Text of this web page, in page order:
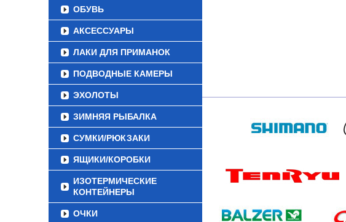
ОБУВЬ
АКСЕССУАРЫ
ЛАКИ ДЛЯ ПРИМАНОК
ПОДВОДНЫЕ КАМЕРЫ
ЭХОЛОТЫ
ЗИМНЯЯ РЫБАЛКА
СУМКИ/РЮКЗАКИ
ЯЩИКИ/КОРОБКИ
ИЗОТЕРМИЧЕСКИЕ
КОНТЕЙНЕРЫ
ОЧКИ